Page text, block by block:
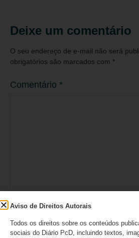
Deixe um comentário
O seu endereço de e-mail não será
obrigatórios são marcados com *
Comentário *
Aviso de Direitos Autorais
Todos os direitos sobre os conteúdos
sociais do Diário PcD, incluindo textos,